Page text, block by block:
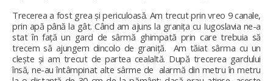
Trecerea a fost grea și periculoasă. Am trecut prin vreo 9 canale,
prin apă până la gât. Când am ajuns la granița cu Iugoslavia ne-a
stat în față un gard de sârmă ghimpată prin care trebuia să
trecem să ajungem dincolo de graniță. Am tăiat sârma cu un
clește și am trecut de partea cealaltă. După trecerea gardului
însă, ne-au întâmpinat alte sârme de alarmă din metru în metru